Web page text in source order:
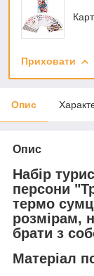
Приховати
Опис
Опис
Набір
персони
термо
розмірам,
брати з
Матеріал